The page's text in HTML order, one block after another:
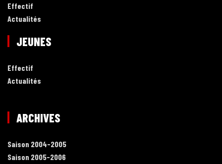
Effectif
Actualités
JEUNES
Effectif
Actualités
ARCHIVES
Saison 2004-2005
Saison 2005-2006